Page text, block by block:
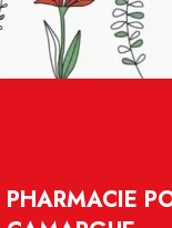
PHARMACIE